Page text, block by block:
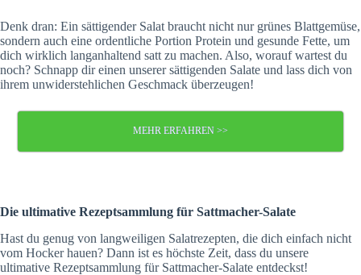
Denk dran: Ein sättigender Salat braucht nicht nur grünes Blattgemüse,
sondern auch eine ordentliche Portion Protein und gesunde Fette, um
dich wirklich langanhaltend satt zu machen. Also, worauf wartest du
noch? Schnapp dir einen unserer sättigenden Salate und lass dich von
ihrem unwiderstehlichen Geschmack überzeugen!
MEHR ERFAHREN >>
Die ultimative Rezeptsammlung für Sattmacher-Salate
Hast du genug von langweiligen Salatrezepten, die dich einfach nicht
vom Hocker hauen? Dann ist es höchste Zeit, dass du unsere
ultimative Rezeptsammlung für Sattmacher-Salate entdeckst!